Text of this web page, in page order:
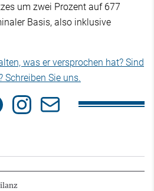
um zwei Prozent auf 677
Basis, also inklusive
was er versprochen hat? Sind
Schreiben Sie uns.